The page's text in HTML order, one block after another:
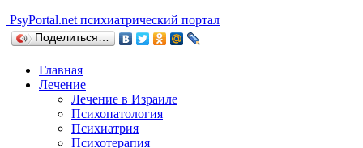
PsyPortal.net психиатрический портал
Поделиться…
Главная
Лечение
Лечение в Израиле
Психопатология
Психиатрия
Психотерапия